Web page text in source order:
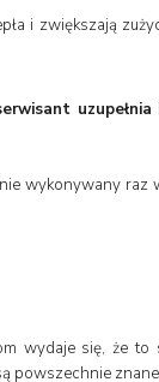
i zwiększają
wykonywany raz
wydaje się, że to
powszechnie